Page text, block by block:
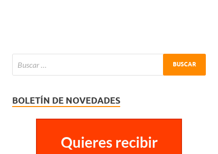
BOLETÍN DE NOVEDADES
Quieres recibir